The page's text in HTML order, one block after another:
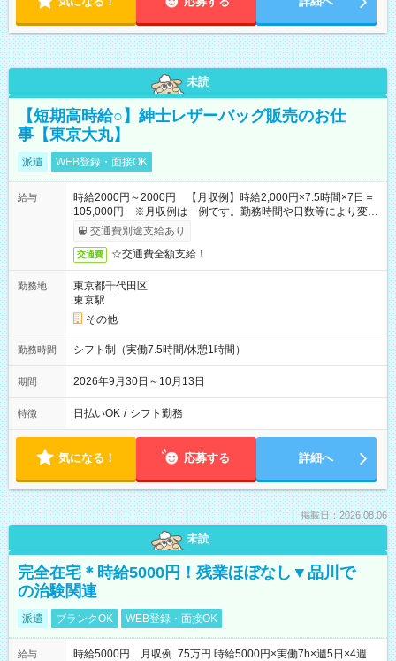
未読
【短期高時給○】紳士レザーバッグ販売のお仕
事【東京大丸】
派遣 WEB登録・面接OK
給与
時給2000円～2000円 【月収例】時給2,000円×7.5時間×7日＝
105,000円 ※月収例は一例です。勤務時間や日数等により変動
いたします。
交通費別途支給あり
交通費 ☆交通費全額支給！
勤務地
東京都千代田区
東京駅
その他
勤務時間 シフト制（実働7.5時間/休憩1時間）
期間 2026年9月30日～10月13日
特徴 日払いOK / シフト勤務
気になる！ 応募する 詳細へ
掲載日：2026.08.06
未読
完全在宅＊時給5000円！残業ほぼなし▼品川で
の治験関連
派遣 ブランクOK WEB登録・面接OK
給与
時給5000円 月収例 75万円 時給5000円×実働7h×週5日×4週